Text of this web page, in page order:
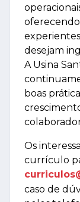
desejam
A Usina
boas
Os
currículo
caso de